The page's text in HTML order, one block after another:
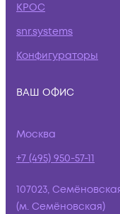
КРОС
snr.systems
Конфигураторы
ВАШ ОФИС
Москва
+7 (495) 950-57-11
107023,
(м. Семёновская)